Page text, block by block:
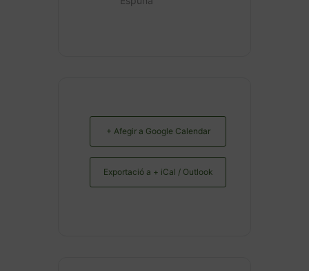
+ Afegir a Google Calendar
Exportació a + iCal / Outlook